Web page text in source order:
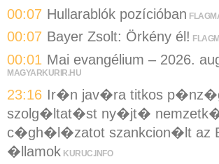
00:07 Hullarablók pozícióban
00:07 Bayer Zsolt: Örkény él!
00:01 Mai evangélium – 2026.
MAGYARKURIR.HU
23:16 Ir�n jav�ra titkos
szolg�ltat�st ny�jt�
c�gh�l�zatot szankcion�lt az
�llamok KURUC.INFO